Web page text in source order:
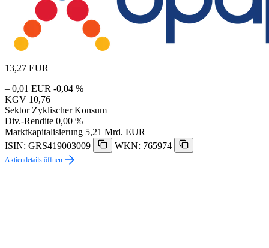
13,27 EUR
– 0,01 EUR -0,04 %
KGV 10,76
Sektor Zyklischer Konsum
Div.-Rendite 0,00 %
Marktkapitalisierung 5,21 Mrd. EUR
ISIN: GRS419003009
WKN: 765974
Aktiendetails öffnen